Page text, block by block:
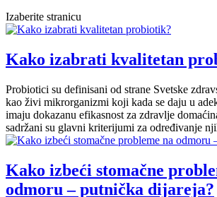
Izaberite stranicu
Kako izabrati kvalitetan
Probiotici su definisani od strane Svetske
kao živi mikrorganizmi koji kada se daju u
imaju dokazanu efikasnost za zdravlje
sadržani su glavni kriterijumi za određivanje
Kako izbeći stomačne
odmoru – putnička dijareja?